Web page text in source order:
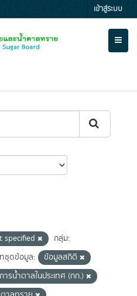
เข้าสู่ระบบ
specified
กลุ่ม:
ทชุดข้อมูล:
ข้อมูลสถิติ
รน้ำตาลในประเทศ (กก.)